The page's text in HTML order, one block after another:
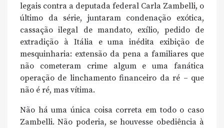
legais contra a deputada federal Carla Zambelli, o
último da série, juntaram condenação exótica,
cassação ilegal de mandato, exílio, pedido de
extradição à Itália e uma inédita exibição de
mesquinharia: extensão da pena a familiares que
não cometeram crime algum e uma fanática
operação de linchamento financeiro da ré – que
não é ré, mas vítima.
Não há uma única coisa correta em todo o caso
Zambelli. Não poderia, se houvesse obediência à